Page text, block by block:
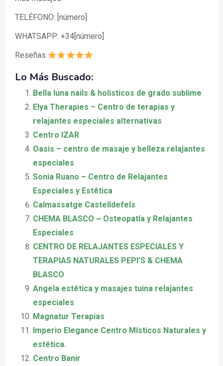
TELÉFONO: [número]
WHATSAPP: +34[número]
Reseñas
Lo Más Buscado:
Bella luna nails & holisticos de grado sublime
Elya Therapies – Centro de terapias y
relajantes especiales alternativas
Centro IZAR
Oasis – centro de masaje y belleza relajantes
especiales
Sonia Ruano – Centro de Relajantes
Especiales y Estética
Calmassatge Castelldefels
CHEMA BLASCO ~ Osteopatía y Relajantes
Especiales
CENTRO DE RELAJANTES ESPECIALES Y
TERAPIAS NATURALES PEPI’S & CHEMA
BLASCO
Angela estética y masajes tuina relajantes
especiales
Magnatur Terapias
Imperio Elegance Centro Místicos Naturales y
estética.
Centro Banir